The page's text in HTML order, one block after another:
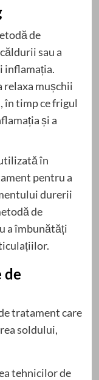
de
sau a
inflamația.
relaxa mușchii
în timp ce frigul
și a
în
pentru a
durerii
de
a îmbunătăți
de
tratament care
soldului,
tehnicilor de